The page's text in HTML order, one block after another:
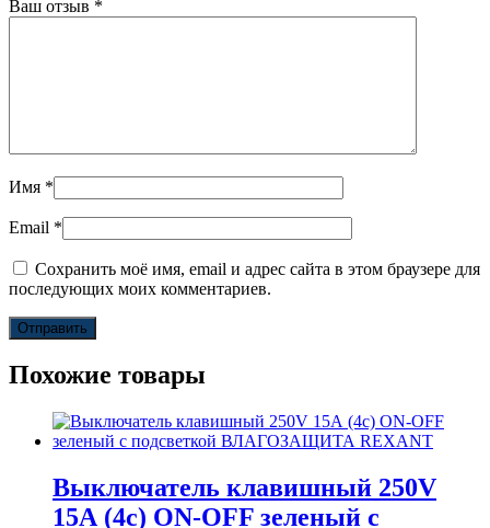
Ваш отзыв *
Имя *
Email *
Сохранить моё имя, email и адрес сайта в этом браузере для
последующих моих комментариев.
Похожие товары
Выключатель клавишный 250V
15А (4с) ON-OFF зеленый с